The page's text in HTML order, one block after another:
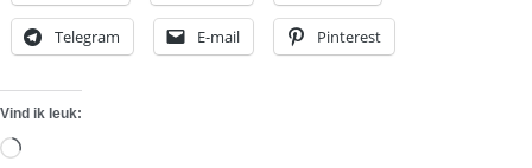
Telegram E-mail Pinterest
Vind ik leuk:
Aan